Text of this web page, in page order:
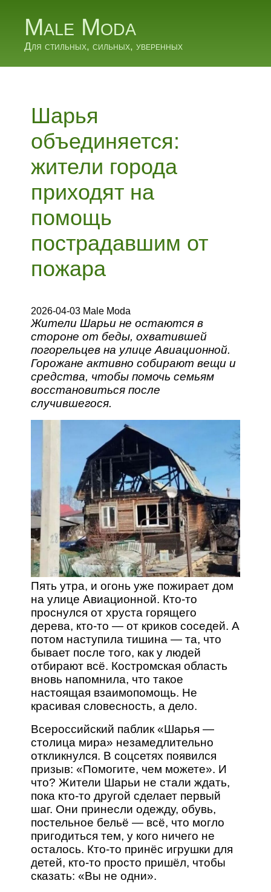
Male Moda
Для стильных, сильных, уверенных
Шарья
объединяется:
жители города
приходят на
помощь
пострадавшим от
пожара
2026-04-03 Male Moda
Жители Шарьи не остаются в
стороне от беды, охватившей
погорельцев на улице Авиационной.
Горожане активно собирают вещи и
средства, чтобы помочь семьям
восстановиться после
случившегося.
Пять утра, и огонь уже пожирает дом
на улице Авиационной. Кто-то
проснулся от хруста горящего
дерева, кто-то — от криков соседей. А
потом наступила тишина — та, что
бывает после того, как у людей
отбирают всё. Костромская область
вновь напомнила, что такое
настоящая взаимопомощь. Не
красивая словесность, а дело.
Всероссийский паблик «Шарья —
столица мира» незамедлительно
откликнулся. В соцсетях появился
призыв: «Помогите, чем можете». И
что? Жители Шарьи не стали ждать,
пока кто-то другой сделает первый
шаг. Они принесли одежду, обувь,
постельное бельё — всё, что могло
пригодиться тем, у кого ничего не
осталось. Кто-то принёс игрушки для
детей, кто-то просто пришёл, чтобы
сказать: «Вы не одни».